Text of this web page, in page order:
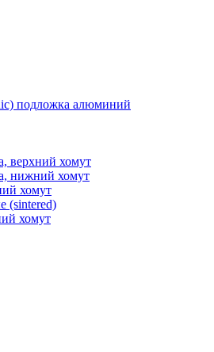
подложка алюминий
верхний хомут
нижний хомут
хомут
(sintered)
хомут